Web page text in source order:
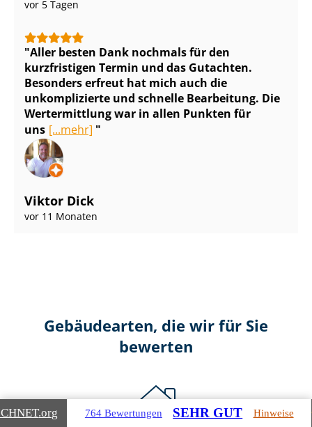
vor 5 Tagen
Aller besten Dank nochmals für den
kurzfristigen Termin und das Gutachten.
Besonders erfreut hat mich auch die
unkomplizierte und schnelle Bearbeitung. Die
Wertermittlung war in allen Punkten für
uns [...mehr]
Viktor Dick
vor 11 Monaten
Gebäudearten, die wir für Sie
bewerten
.org 764 Bewertungen SEHR GUT Hinweise